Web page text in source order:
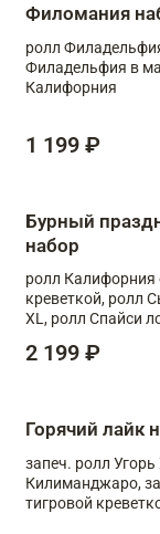
Филомания
ролл
Филадельфия в
Калифорния
1 199 ₽
Бурный
набор
ролл Калифорния
креветкой, ролл
XL, ролл Спайси
Медовая креветка
2 199 ₽
Горячий лайк
запеч. ролл
Килиманджаро,
тигровой